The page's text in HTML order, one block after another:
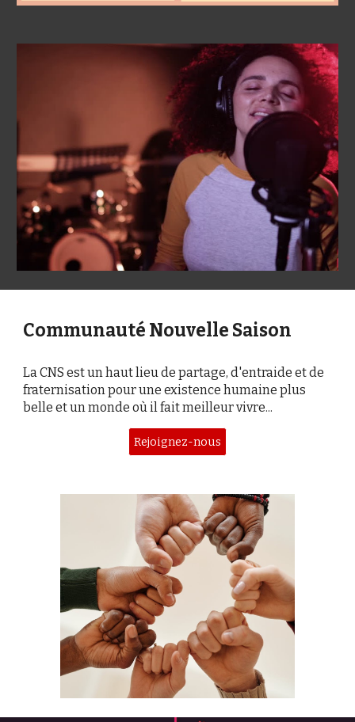
Communauté Nouvelle Saison
La CNS est un haut lieu de partage, d'entraide et de
fraternisation pour une existence humaine plus
belle et un monde où il fait meilleur vivre...
Rejoignez-nous